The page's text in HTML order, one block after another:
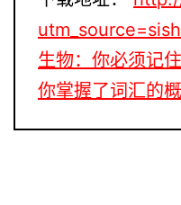
生物：你必须记
你掌握了词汇的